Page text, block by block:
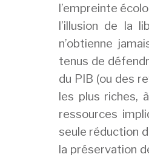
l’empreinte
l’illusion de la
n’obtienne
tenus de
du PIB (ou des
les plus riches,
ressources
seule réduction
la préservation